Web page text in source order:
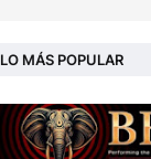
LO MÁS POPULAR